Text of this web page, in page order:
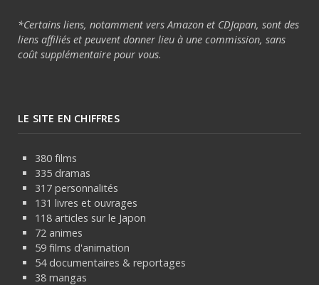
*Certains liens, notamment vers Amazon et CDJapan, sont des
liens affiliés et peuvent donner lieu à une commission, sans
coût supplémentaire pour vous.
LE SITE EN CHIFFRES
380 films
335 dramas
317 personnalités
131 livres et ouvrages
118 articles sur le Japon
72 animes
59 films d'animation
54 documentaires & reportages
38 mangas